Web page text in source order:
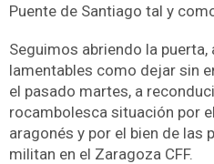
Puente de Santiago tal y
Seguimos abriendo la
lamentables como dejar sin
el pasado martes, a
rocambolesca situación por
aragonés y por el bien de las
militan en el Zaragoza CFF.